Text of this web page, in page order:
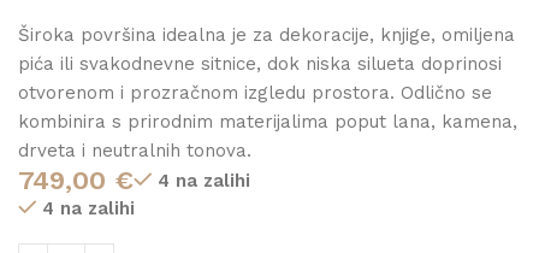
Široka površina idealna je za dekoracije, knjige, omiljena
pića ili svakodnevne sitnice, dok niska silueta doprinosi
otvorenom i prozračnom izgledu prostora. Odlično se
kombinira s prirodnim materijalima poput lana, kamena,
drveta i neutralnih tonova.
749,00 €
4 na zalihi
4 na zalihi